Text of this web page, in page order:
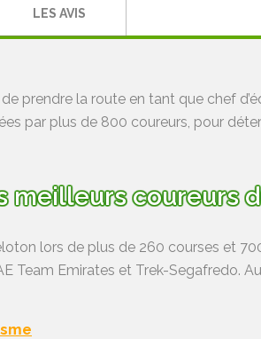
LES AVIS
prendre la route en tant que chef
par plus de 800 coureurs, pour
meilleurs coureurs
lors de plus de 260 courses et
Team Emirates et Trek-Segafredo.